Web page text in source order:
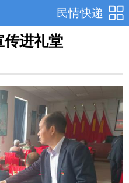
民情快递
传进礼堂